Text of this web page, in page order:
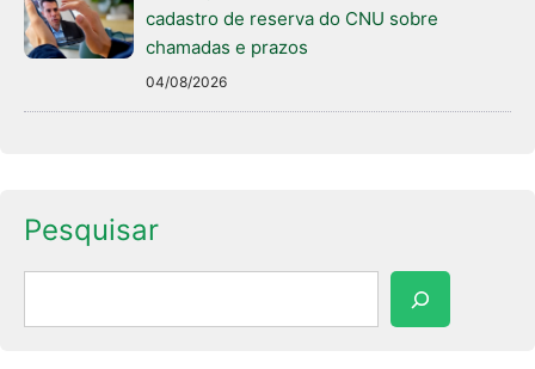
cadastro de reserva do CNU sobre
chamadas e prazos
04/08/2026
Pesquisar